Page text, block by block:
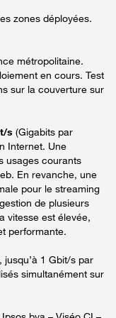
zones déployées.
métropolitaine.
en cours. Test
sur la couverture sur
s (Gigabits par
Internet. Une
usages courants
En revanche, une
pour le streaming
de plusieurs
vitesse est élevée,
performante.
jusqu’à 1 Gbit/s par
simultanément sur